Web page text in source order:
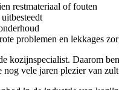
restmateriaal of fouten
problemen en lekkages
kozijnspecialist. Daarom
nog vele jaren plezier van